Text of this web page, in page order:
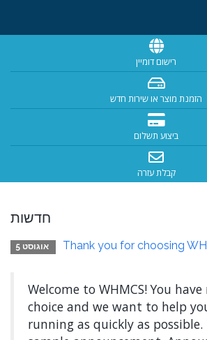
רישום דומיין
הזמנת מוצר או שירות חדש
ביצוע תשלום
קבלת עזרה
חדשות
Thank you for choosing
Welcome to WHMCS! You
choice and we want to help
running as quickly as possible.